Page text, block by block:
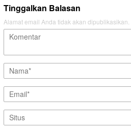
Tinggalkan Balasan
Alamat email Anda tidak akan dipublikasikan.